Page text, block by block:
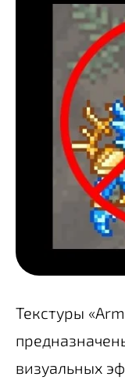
Текстуры
визуальных